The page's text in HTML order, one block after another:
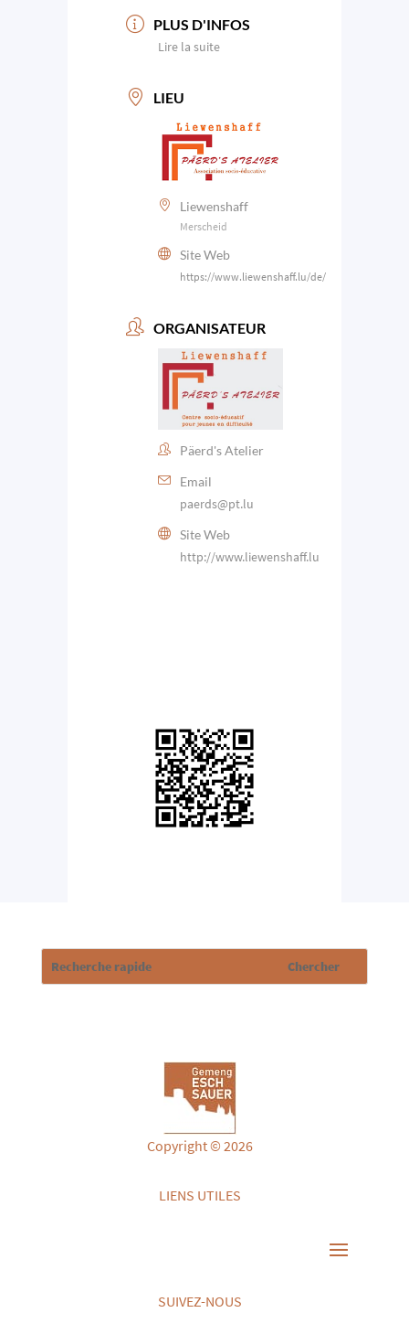
PLUS D'INFOS
Lire la suite
LIEU
Liewenshaff
Merscheid
Site Web
https://www.liewenshaff.lu/de/
ORGANISATEUR
Päerd's Atelier
Email
paerds@pt.lu
Site Web
http://www.liewenshaff.lu
Copyright © 2026
LIENS UTILES
SUIVEZ-NOUS